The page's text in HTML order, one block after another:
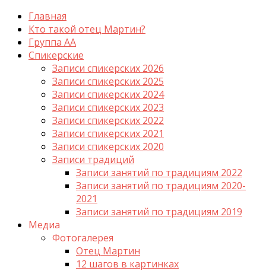
Главная
Кто такой отец Мартин?
Группа АА
Спикерские
Записи спикерских 2026
Записи спикерских 2025
Записи спикерских 2024
Записи спикерских 2023
Записи спикерских 2022
Записи спикерских 2021
Записи спикерских 2020
Записи традиций
Записи занятий по традициям 2022
Записи занятий по традициям 2020-
2021
Записи занятий по традициям 2019
Медиа
Фотогалерея
Отец Мартин
12 шагов в картинках